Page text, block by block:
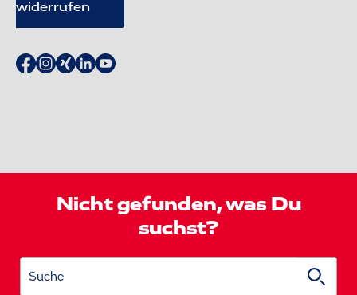
widerrufen
Nicht gefunden, was Du
suchst?
Suche